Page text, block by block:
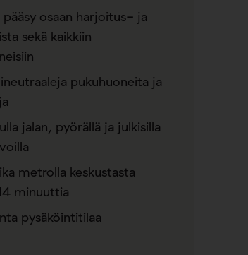
osaan harjoitus- ja
sekä kaikkiin
pukuhuoneita ja
jalan, pyörällä ja julkisilla
metrolla keskustasta
minuuttia
pysäköintitilaa